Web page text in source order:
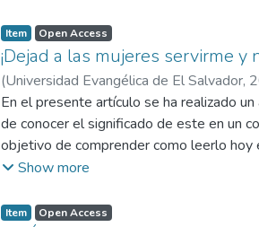
A causa de las medidas decretadas
sanitaria exigió al mismo tiempo la
separación. En este sentido la Iglesia a
dolientes de su comunidad de fe y de la
Item Open Access
¡Dejad a las mujeres servirme y
(Universidad Evangélica de El Salvador,
En el presente artículo se ha realizado
de conocer el significado de este en un
objetivo de comprender como leerlo hoy
lectura, que partiendo de una
exclusión y marginación de la mujer en
Show more
Item Open Access